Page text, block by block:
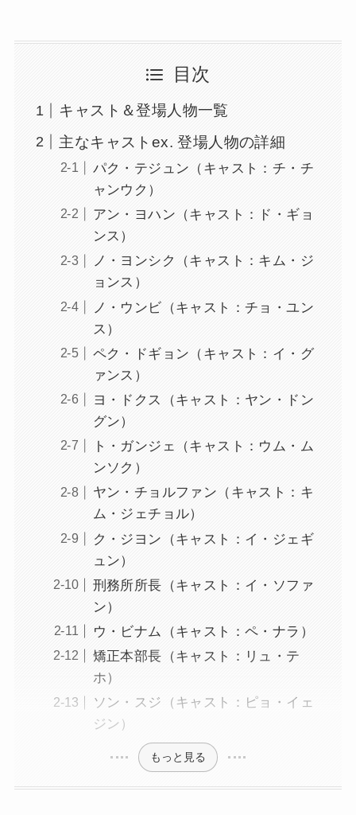
目次
キャスト＆登場人物一覧
主なキャストex. 登場人物の詳細
パク・テジュン（キャスト：チ・チ
ャンウク）
アン・ヨハン（キャスト：ド・ギョ
ンス）
ノ・ヨンシク（キャスト：キム・ジ
ョンス）
ノ・ウンビ（キャスト：チョ・ユン
ス）
ペク・ドギョン（キャスト：イ・グ
ァンス）
ヨ・ドクス（キャスト：ヤン・ドン
グン）
ト・ガンジェ（キャスト：ウム・ム
ンソク）
ヤン・チョルファン（キャスト：キ
ム・ジェチョル）
ク・ジヨン（キャスト：イ・ジェギ
ュン）
刑務所所長（キャスト：イ・ソファ
ン）
ウ・ビナム（キャスト：ペ・ナラ）
矯正本部長（キャスト：リュ・テ
ホ）
ソン・スジ（キャスト：ピョ・イェ
ジン）
もっと見る